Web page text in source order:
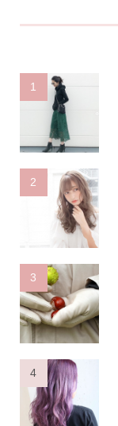
1
2
3
4